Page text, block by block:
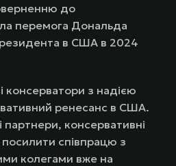
до
перемога Дональда
в США в 2024
консерватори з надією
ренесанс в США.
партнери, консервативні
посилити співпрацю з
колегами вже на